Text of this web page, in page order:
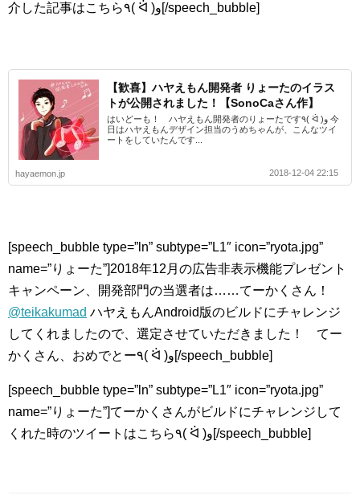
介した記事はこちら٩( ᐛ )و[/speech_bubble]
【歓喜】ハヤえもん開発者 りょーたのイラス
トが公開されました！【SonoCaさん作】
はいどーも！ ハヤえもん開発者のりょーたです٩( ᐛ )و 今
日はハヤえもんデザイン担当のうめちゃんが、こんなツイ
ートをしていたんです...
hayaemon.jp 2018-12-04 22:15
[speech_bubble type=”ln” subtype=”L1″ icon=”ryota.jpg”
name=”りょーた”]2018年12月の広告非表示機能プレゼント
キャンペーン、開発部門の当選者は……てーかくさん！
@teikakumad ハヤえもんAndroid版のビルドにチャレンジ
してくれましたので、選定させていただきました！ てー
かくさん、おめでとー٩( ᐛ )و[/speech_bubble]
[speech_bubble type=”ln” subtype=”L1″ icon=”ryota.jpg”
name=”りょーた”]てーかくさんがビルドにチャレンジして
くれた時のツイートはこちら٩( ᐛ )و[/speech_bubble]